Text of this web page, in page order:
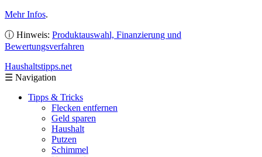
Mehr Infos.
ⓘ Hinweis: Produktauswahl, Finanzierung und
Bewertungsverfahren
Haushaltstipps.net
☰ Navigation
Tipps & Tricks
Flecken entfernen
Geld sparen
Haushalt
Putzen
Schimmel